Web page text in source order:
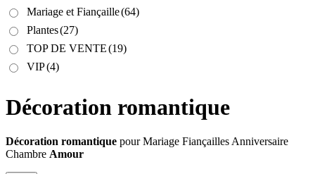
Mariage et Fiançaille(64)
Plantes(27)
TOP DE VENTE(19)
VIP(4)
Décoration romantique
Décoration romantique pour Mariage Fiançailles Anniversaire
Chambre Amour